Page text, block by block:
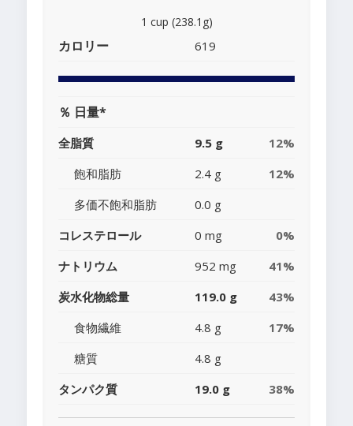
1 cup (238.1g)
カロリー 619
％ 日量*
全脂質 9.5 g
12%
飽和脂肪
2.4 g
12%
多価不飽和脂肪
0.0 g
コレステロール
0 mg
0%
ナトリウム
952 mg
41%
炭水化物総量
119.0 g
43%
食物繊維
4.8 g
17%
糖質
4.8 g
タンパク質
19.0 g 38%